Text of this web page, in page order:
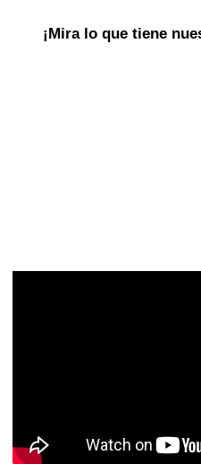
¡Mira lo que tiene